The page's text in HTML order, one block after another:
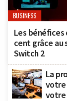
BUSINESS
Les bénéfices
cent grâce au
Switch 2
La
votre
votre